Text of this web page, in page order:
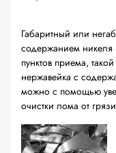
Габаритный или
содержанием никеля
пунктов приема,
нержавейка с
можно с помощью
очистки лома от